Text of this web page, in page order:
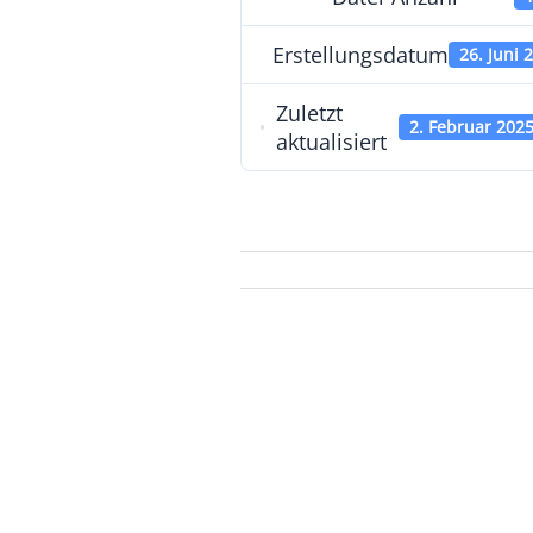
Erstellungsdatum 26. Juni
Zuletzt
aktualisiert
2. Februar 2025